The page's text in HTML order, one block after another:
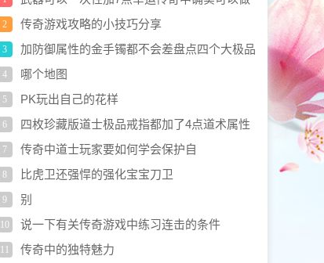
到
2 传奇游戏攻略的小技巧分享
3
加防御属性的金手镯都不会差盘点四个大极品
金手镯
4 哪个地图
5 PK玩出自己的花样
6 四枚珍藏版道士极品戒指都加了4点道术属性
7 传奇中道士玩家要如何学会保护自
8 比虎卫还强悍的强化宝宝刀卫
9 别
10 说一下有关传奇游戏中练习连击的条件
11 传奇中的独特魅力